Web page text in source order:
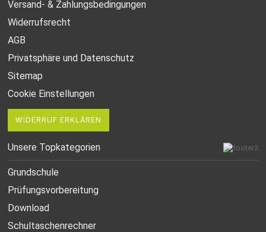
Versand- & Zahlungsbedingungen
Widerrufsrecht
AGB
Privatsphäre und Datenschutz
Sitemap
Cookie Einstellungen
WIDERRUF ERKLÄREN
Unsere Topkategorien
Grundschule
Prüfungsvorbereitung
Download
Schultaschenrechner